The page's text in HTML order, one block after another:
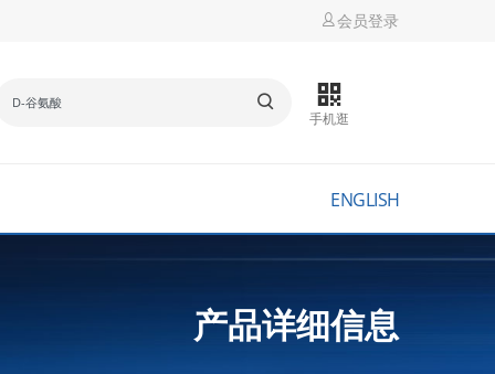
会员登录
手机逛
ENGLISH
产品详细信息